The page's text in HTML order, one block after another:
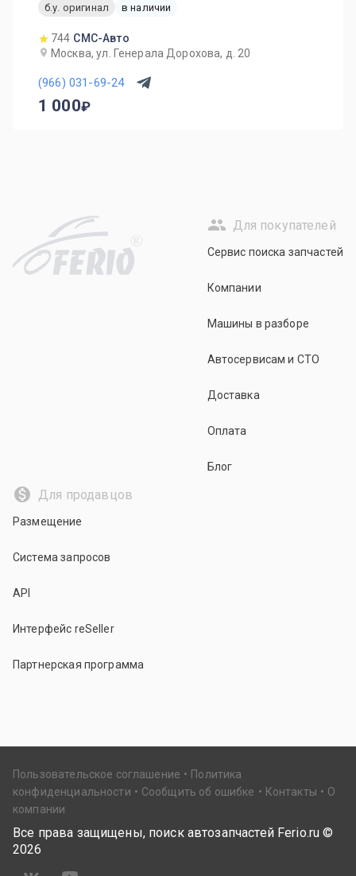
б.у. оригинал
в наличии
744 СМС-Авто
Москва, ул. Генерала Дорохова, д. 20
(966) 031-69-24
1 000
R
Для покупателей
Сервис поиска запчастей
Компании
Машины в разборе
Автосервисам и СТО
Доставка
Оплата
Блог
Для продавцов
Размещение
Система запросов
API
Интерфейс reSeller
Партнерская программа
Пользовательское соглашение
Политика
конфиденциальности
Сообщить об ошибке Контакты
О
компании
Все права защищены, поиск автозапчастей Ferio.ru ©
2026